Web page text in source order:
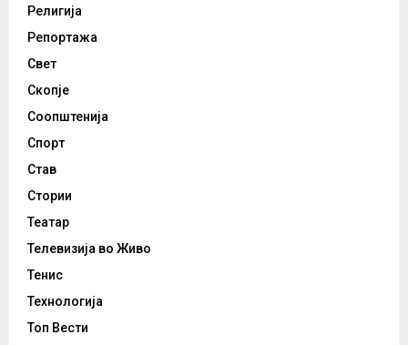
Религија
Репортажа
Свет
Скопје
Соопштенија
Спорт
Став
Стории
Театар
Телевизија во Живо
Тенис
Технологија
Топ Вести